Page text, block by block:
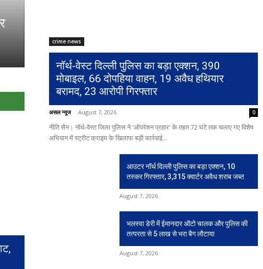
जब्त
असल न्यूज - August 7, 2026 0
crime news
नॉर्थ-वेस्ट दिल्ली पुलिस का बड़ा एक्शन, 390
मोबाइल, 66 दोपहिया वाहन, 19 अवैध हथियार
बरामद, 23 आरोपी गिरफ्तार
असल न्यूज - August 7, 2026 0
नीति सैन। नॉर्थ-वेस्ट जिला पुलिस ने 'ऑपरेशन प्रहार' के तहत 72 घंटे तक चलाए गए विशेष
अभियान में स्ट्रीट क्राइम के खिलाफ बड़ी कार्रवाई...
आउटर नॉर्थ दिल्ली पुलिस का बड़ा एक्शन, 10
तस्कर गिरफ्तार, 3,315 क्वार्टर अवैध शराब जब्त
August 7, 2026
भलस्वा डेरी में ईमानदार ऑटो चालक और पुलिस की
तत्परता से 5 लाख से भरा बैग लौटाया
August 7, 2026